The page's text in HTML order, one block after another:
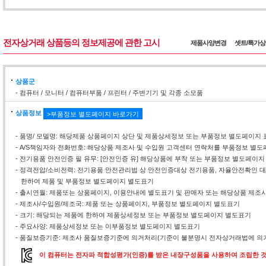
전자상거래 상품등의 정보제공에 관한 고시 제품사양변경 셋트/특가
상품군
- 컴퓨터 / 모니터 / 컴퓨터부품 / 프린터 / 주변기기 및 각종 소모품
상품정보 >부품정보 별도페이지 바로가기
- 품명/ 모델명: 해당제품 상품페이지 상단 및 제품상세정보 또는 부품정보 별도페이지
- A/S책임자와 전화번호: 해당상품 제조사 및 수입원 고객센터 연락처를 부품정보 별도
- 전기용품 안전인증 필 유무: [안전인증 유] 해당상품에 부착 또는 부품정보 별도페이지
- 정격전압/소비전력: 전기용품 안전관리법 상 안전인증대상 전기용품, 자율안전확인
한하여 제품 및 부품정보 별도페이지 별도표기
- 출시연월: 제품또는 상품페이지, 이용안내에 별도표기 및 판매자 또는 해당상품 제조
- 제조사/수입원/제조국: 제품 또는 상품페이지, 부품정보 별도페이지 별도표기
- 크기: 해당되는 제품에 한하여 제품상세정보 또는 부품정보 별도페이지 별도표기
- 주요사양: 제품상세정보 또는 이부품정보 별도페이지 별도표기
- 품질보증기준: 제조사 품질보증기준에 의거처리(기준이 불분명시 전자상거래법에 의
이 컴퓨터는 전자파 적합성평가(인증)를 받은 내장구성품을 사용하여 조립한